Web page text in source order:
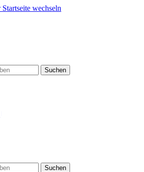
Suchen
Suchen